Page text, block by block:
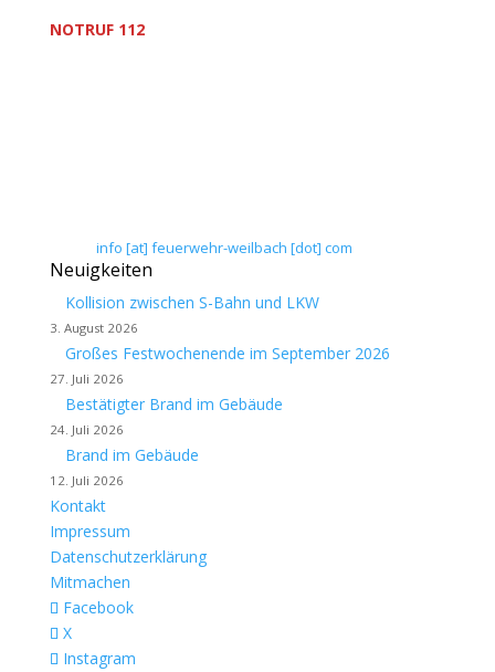
NOTRUF 112
info [at] feuerwehr-weilbach [dot] com
Neuigkeiten
Kollision zwischen S-Bahn und LKW
3. August 2026
Großes Festwochenende im September 2026
27. Juli 2026
Bestätigter Brand im Gebäude
24. Juli 2026
Brand im Gebäude
12. Juli 2026
Kontakt
Impressum
Datenschutzerklärung
Mitmachen
Facebook
X
Instagram